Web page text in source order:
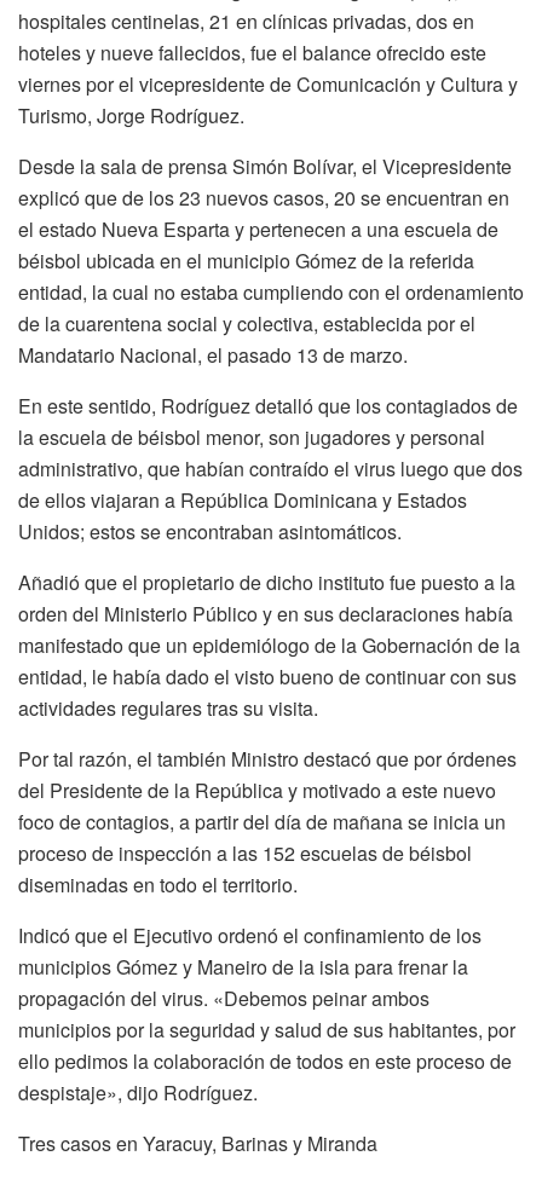
hospitales centinelas, 21 en clínicas privadas, dos en
hoteles y nueve fallecidos, fue el balance ofrecido este
viernes por el vicepresidente de Comunicación y Cultura y
Turismo, Jorge Rodríguez.
Desde la sala de prensa Simón Bolívar, el Vicepresidente
explicó que de los 23 nuevos casos, 20 se encuentran en
el estado Nueva Esparta y pertenecen a una escuela de
béisbol ubicada en el municipio Gómez de la referida
entidad, la cual no estaba cumpliendo con el ordenamiento
de la cuarentena social y colectiva, establecida por el
Mandatario Nacional, el pasado 13 de marzo.
En este sentido, Rodríguez detalló que los contagiados de
la escuela de béisbol menor, son jugadores y personal
administrativo, que habían contraído el virus luego que dos
de ellos viajaran a República Dominicana y Estados
Unidos; estos se encontraban asintomáticos.
Añadió que el propietario de dicho instituto fue puesto a la
orden del Ministerio Público y en sus declaraciones había
manifestado que un epidemiólogo de la Gobernación de la
entidad, le había dado el visto bueno de continuar con sus
actividades regulares tras su visita.
Por tal razón, el también Ministro destacó que por órdenes
del Presidente de la República y motivado a este nuevo
foco de contagios, a partir del día de mañana se inicia un
proceso de inspección a las 152 escuelas de béisbol
diseminadas en todo el territorio.
Indicó que el Ejecutivo ordenó el confinamiento de los
municipios Gómez y Maneiro de la isla para frenar la
propagación del virus. «Debemos peinar ambos
municipios por la seguridad y salud de sus habitantes, por
ello pedimos la colaboración de todos en este proceso de
despistaje», dijo Rodríguez.
Tres casos en Yaracuy, Barinas y Miranda